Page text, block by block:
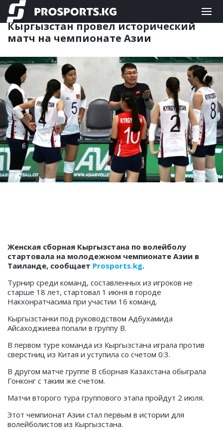
КОМАНДНЫЕ 02.07.2026 09:02
Кыргызстан провел исторический
матч на чемпионате Азии
Женская сборная Кыргызстана по волейболу
стартовала на молодежном чемпионате Азии в
Таиланде, сообщает Prosports.kg.
Турнир среди команд, составленных из игроков не
старше 18 лет, стартовал 1 июня в городе
Накхонратчасима при участии 16 команд.
Кыргызстанки под руководством Адбухамида
Айсаходжиева попали в группу В.
В первом туре команда из Кыргызстана играла против
сверстниц из Китая и уступила со счетом 0:3.
В другом матче группе В сборная Казахстана обыграла
Гонконг с таким же счетом.
Матчи второго тура группового этапа пройдут 2 июля.
Этот чемпионат Азии стал первым в истории для
волейболистов из Кыргызстана.